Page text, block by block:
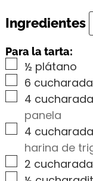
Ingredientes
Para la tarta:
▢
½ plátano
▢
6
▢
4
panela
▢
4
harina de
▢
2